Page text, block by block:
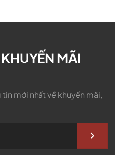
MÃI
mới nhất về khuyến mãi,